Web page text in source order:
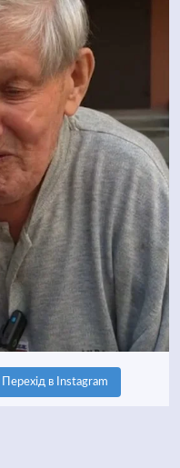
Перехід в Instagram